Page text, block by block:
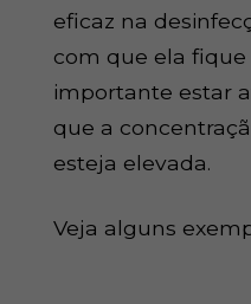
eficaz na
com que ela fique
importante estar
que a
esteja elevada.
Veja alguns